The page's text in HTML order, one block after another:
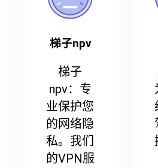
梯子npv
梯子
npv：专
业保护您
的网络隐
私。我们
的VPN服